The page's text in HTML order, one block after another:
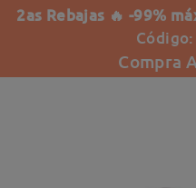
2as Rebajas 🔥 -99%
Compra